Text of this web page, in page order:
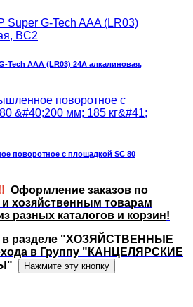
Tech AAA (LR03) 24A алкалиновая,
поворотное с площадкой SC 80
Оформление заказов по
и хозяйственным товарам
разных каталогов и корзин!
в разделе "ХОЗЯЙСТВЕННЫЕ
в Группу "КАНЦЕЛЯРСКИЕ